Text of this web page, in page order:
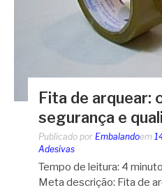
Fita de arquear:
segurança e
Publicado por Embalandoem
Adesivas
Tempo de leitura: 4
Meta descrição: Fita de